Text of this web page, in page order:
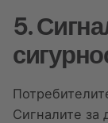
5.
Сигналите за